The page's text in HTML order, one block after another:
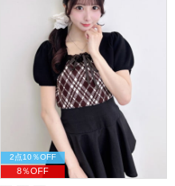
2点10％OFF
8％OFF